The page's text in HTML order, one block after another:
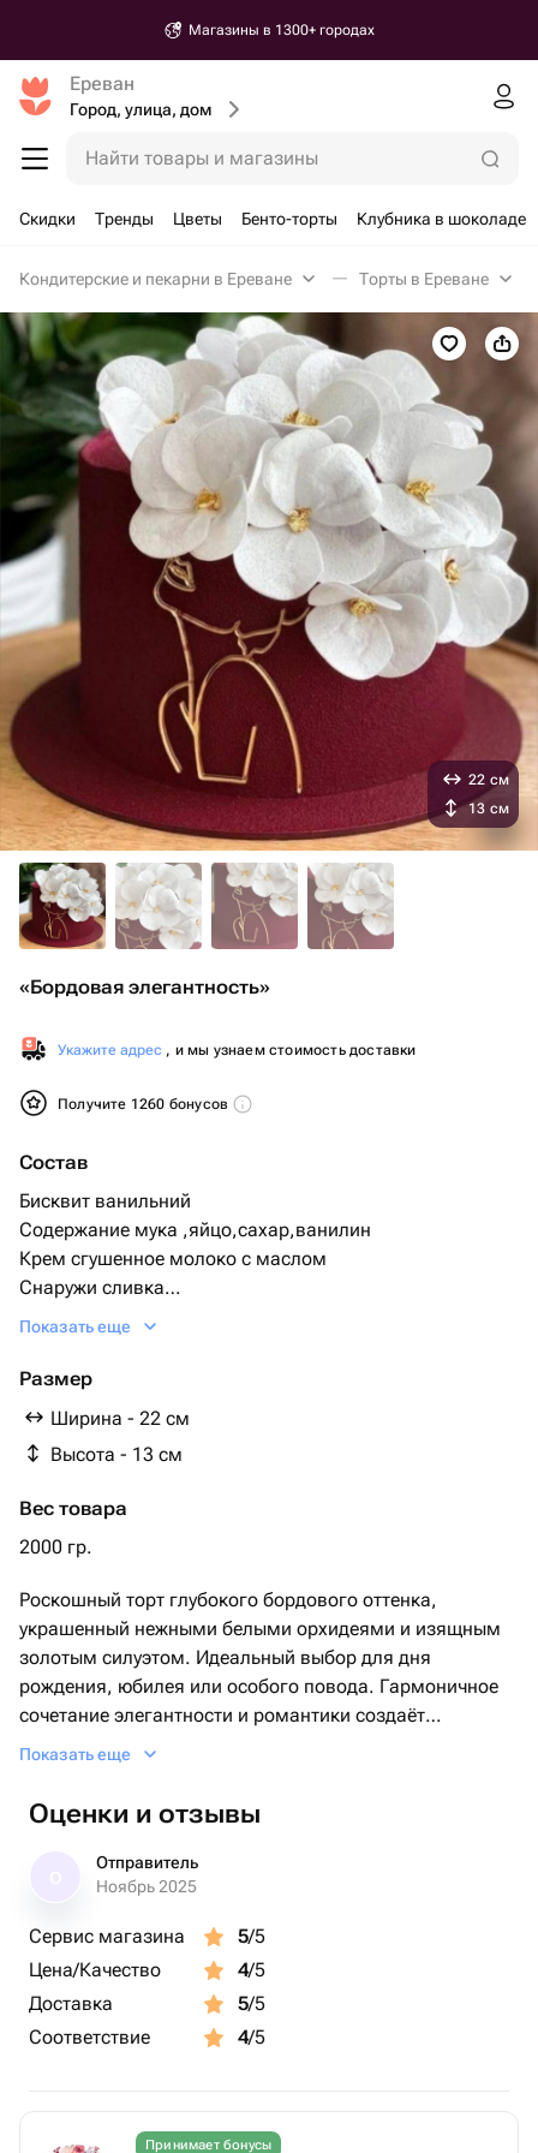
Магазины в 1300+ городах
Ереван
Город, улица, дом
Найти товары и магазины
Скидки Тренды Цветы Бенто-торты Клубника в шоколаде
Кондитерские и пекарни в Ереване Торты в Ереване
«Бордовая элегантность»
Укажите адрес , и мы узнаем стоимость доставки
Получите 1260 бонусов
Состав
Бисквит ванильний
Содержание мука ,яйцо,сахар,ванилин
Крем сгушенное молоко с маслом
Снаружи сливка
Начинка Банан
Показать еще
Размер
Ширина - 22 см
Высота - 13 см
Вес товара
2000 гр.
22 см
13 см
Роскошный торт глубокого бордового оттенка,
украшенный нежными белыми орхидеями и изящным
золотым силуэтом. Идеальный выбор для дня
рождения, юбилея или особого повода. Гармоничное
сочетание элегантности и романтики создаёт
незабываемое впечатление.
ягодная и другие по вашему желанию.
Показать еще
Оценки и отзывы
Отправитель
Ноябрь 2025
Сервис магазина 5/5
Цена/Качество
4/5
Доставка
5/5
Соответствие
4/5
Принимает бонусы